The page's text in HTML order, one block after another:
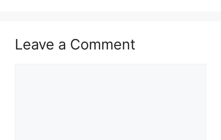
Leave a Comment